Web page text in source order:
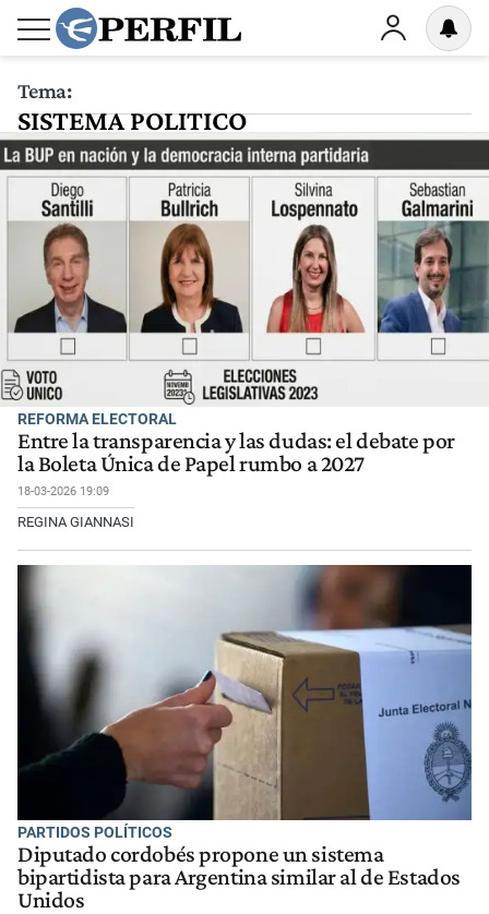
Tema:
SISTEMA POLITICO
REFORMA ELECTORAL
Entre la transparencia y las dudas: el debate por
la Boleta Única de Papel rumbo a 2027
18-03-2026 19:09
REGINA GIANNASI
PARTIDOS POLÍTICOS
Diputado cordobés propone un sistema
bipartidista para Argentina similar al de Estados
Unidos